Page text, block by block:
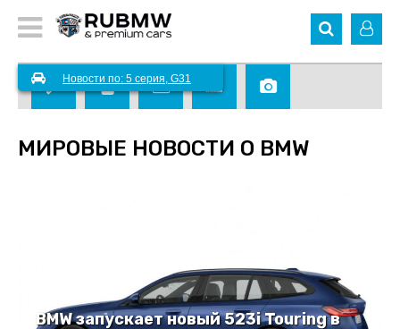
Новости по: 5 серия, G31
МИРОВЫЕ НОВОСТИ О BMW
BMW запускает новый 523i Touring в